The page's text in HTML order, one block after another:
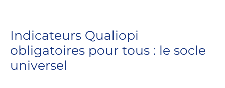
Indicateurs Qualiopi
obligatoires pour tous : le socle
universel